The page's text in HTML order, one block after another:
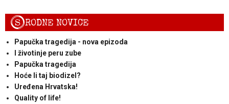
SRODNE NOVICE
Papučka tragedija - nova epizoda
I životinje peru zube
Papučka tragedija
Hoće li taj biodizel?
Uređena Hrvatska!
Quality of life!